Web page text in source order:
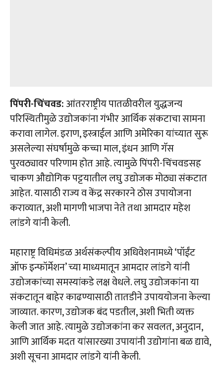
पिंपरी-चिंचवड:आंतरराष्ट्रीय पातळीवरील युद्धजन्य
परिस्थितीमुळे उद्योजकांना गंभीर आर्थिक संकटाचा सामना
करावा लागेल. इराण, इस्त्राईल आणि अमेरिका यांच्यात सुरू
असलेल्या संघर्षामुळे कच्चा माल, इंधन आणि गॅस
पुरवठ्यावर परिणाम होत आहे. त्यामुळे पिंपरी-चिंचवडसह
चाकण औद्योगिक पट्टयातील लघु उद्योजक मोठ्या संकटात
आहेत. यासाठी राज्य व केंद्र सरकारने ठोस उपायोजना
कराव्यात, अशी मागणी भाजपा नेते तथा आमदार महेश
लांडगे यांनी केली.
महाराष्ट्र विधिमंडळ अर्थसंकल्पीय अधिवेशनामध्ये ‘पॉईंट
ऑफ इन्फॉर्मेशन’ च्या माध्यमातून आमदार लांडगे यांनी
उद्योजकांच्या समस्यांकडे लक्ष वेधले. लघु उद्योजकांना या
संकटातून बाहेर काढण्यासाठी तातडीने उपाययोजना केल्या
जाव्यात. कारण, उद्योजक बंद पडतील, अशी भिती व्यक्त
केली जात आहे. त्यामुळे उद्योजकांना कर सवलत, अनुदान,
आणि आर्थिक मदत यांसारख्या उपायांनी उद्योगांना बळ द्यावे,
अशी सूचना आमदार लांडगे यांनी केली.